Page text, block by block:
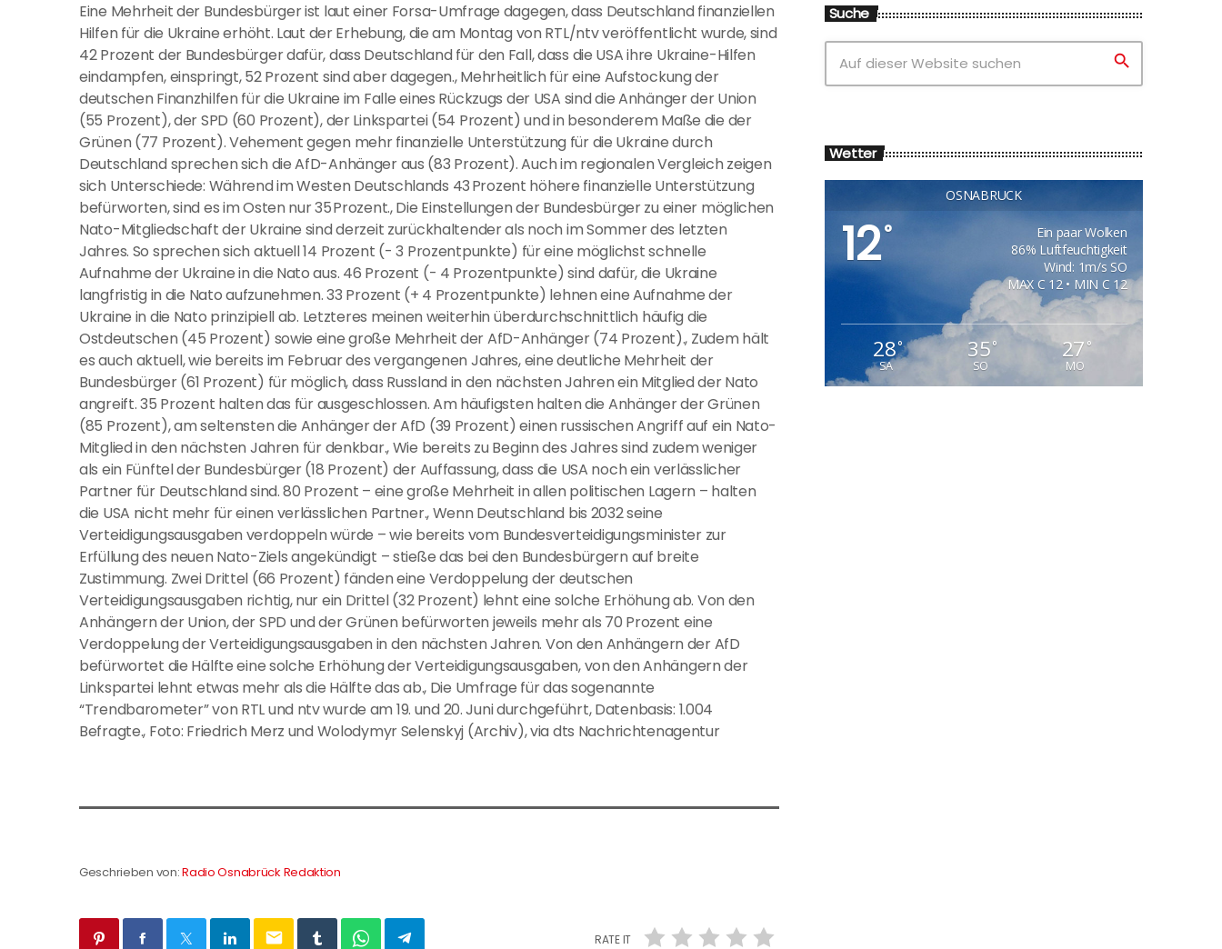
Eine Mehrheit der Bundesbürger ist laut einer Forsa-Umfrage dagegen, dass Deutschland finanziellen
Hilfen für die Ukraine erhöht. Laut der Erhebung, die am Montag von RTL/ntv veröffentlicht wurde, sind
42 Prozent der Bundesbürger dafür, dass Deutschland für den Fall, dass die USA ihre Ukraine-Hilfen
eindampfen, einspringt, 52 Prozent sind aber dagegen., Mehrheitlich für eine Aufstockung der
deutschen Finanzhilfen für die Ukraine im Falle eines Rückzugs der USA sind die Anhänger der Union
(55 Prozent), der SPD (60 Prozent), der Linkspartei (54 Prozent) und in besonderem Maße die der
Grünen (77 Prozent). Vehement gegen mehr finanzielle Unterstützung für die Ukraine durch
Deutschland sprechen sich die AfD-Anhänger aus (83 Prozent). Auch im regionalen Vergleich zeigen
sich Unterschiede: Während im Westen Deutschlands 43 Prozent höhere finanzielle Unterstützung
befürworten, sind es im Osten nur 35 Prozent., Die Einstellungen der Bundesbürger zu einer möglichen
Nato-Mitgliedschaft der Ukraine sind derzeit zurückhaltender als noch im Sommer des letzten
Jahres. So sprechen sich aktuell 14 Prozent (- 3 Prozentpunkte) für eine möglichst schnelle
Aufnahme der Ukraine in die Nato aus. 46 Prozent (- 4 Prozentpunkte) sind dafür, die Ukraine
langfristig in die Nato aufzunehmen. 33 Prozent (+ 4 Prozentpunkte) lehnen eine Aufnahme der
Ukraine in die Nato prinzipiell ab. Letzteres meinen weiterhin überdurchschnittlich häufig die
Ostdeutschen (45 Prozent) sowie eine große Mehrheit der AfD-Anhänger (74 Prozent)., Zudem hält
es auch aktuell, wie bereits im Februar des vergangenen Jahres, eine deutliche Mehrheit der
Bundesbürger (61 Prozent) für möglich, dass Russland in den nächsten Jahren ein Mitglied der Nato
angreift. 35 Prozent halten das für ausgeschlossen. Am häufigsten halten die Anhänger der Grünen
(85 Prozent), am seltensten die Anhänger der AfD (39 Prozent) einen russischen Angriff auf ein Nato-
Mitglied in den nächsten Jahren für denkbar., Wie bereits zu Beginn des Jahres sind zudem weniger
als ein Fünftel der Bundesbürger (18 Prozent) der Auffassung, dass die USA noch ein verlässlicher
Partner für Deutschland sind. 80 Prozent – eine große Mehrheit in allen politischen Lagern – halten
die USA nicht mehr für einen verlässlichen Partner., Wenn Deutschland bis 2032 seine
Verteidigungsausgaben verdoppeln würde – wie bereits vom Bundesverteidigungsminister zur
Erfüllung des neuen Nato-Ziels angekündigt – stieße das bei den Bundesbürgern auf breite
Zustimmung. Zwei Drittel (66 Prozent) fänden eine Verdoppelung der deutschen
Verteidigungsausgaben richtig, nur ein Drittel (32 Prozent) lehnt eine solche Erhöhung ab. Von den
Anhängern der Union, der SPD und der Grünen befürworten jeweils mehr als 70 Prozent eine
Verdoppelung der Verteidigungsausgaben in den nächsten Jahren. Von den Anhängern der AfD
befürwortet die Hälfte eine solche Erhöhung der Verteidigungsausgaben, von den Anhängern der
Linkspartei lehnt etwas mehr als die Hälfte das ab., Die Umfrage für das sogenannte
“Trendbarometer” von RTL und ntv wurde am 19. und 20. Juni durchgeführt, Datenbasis: 1.004
Befragte., Foto: Friedrich Merz und Wolodymyr Selenskyj (Archiv), via dts Nachrichtenagentur
Geschrieben von:Radio Osnabrück Redaktion
email RATE IT
Suche
search
Wetter
OSNABRÜCK
12°
Ein paar Wolken
86% Luftfeuchtigkeit
Wind: 1m/s SO
MAX C 12 • MIN C 12
28°
SA
35°
SO
27 °
MO